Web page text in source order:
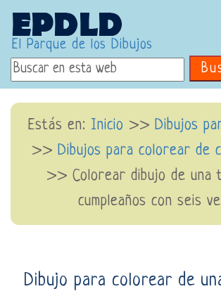
El Parque de los Dibujos
Estás en: Inicio >> Dibujos
>> Dibujos para colorear de
>> Colorear dibujo de una
cumpleaños con seis
Dibujo para colorear de